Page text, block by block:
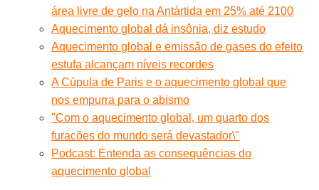
área livre de gelo na Antártida em 25% até 2100
Aquecimento global dá insônia, diz estudo
Aquecimento global e emissão de gases do efeito
estufa alcançam níveis recordes
A Cúpula de Paris e o aquecimento global que
nos empurra para o abismo
"Com o aquecimento global, um quarto dos
furacões do mundo será devastador\"
Podcast: Entenda as consequências do
aquecimento global